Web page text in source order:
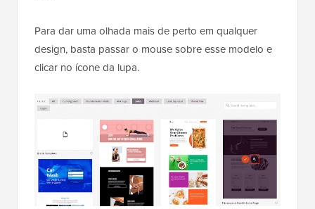
Para dar uma olhada mais de perto em qualquer
design, basta passar o mouse sobre esse modelo e
clicar no ícone da lupa.